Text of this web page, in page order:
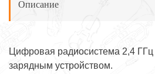
Описание
Цифровая радиосистема 2,4
зарядным устройством.